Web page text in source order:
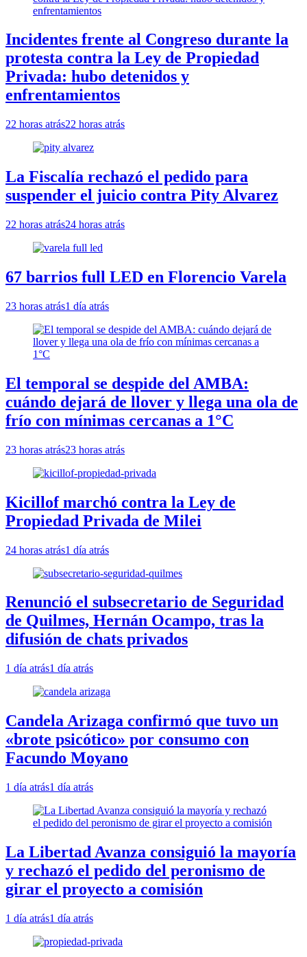
Incidentes frente al Congreso durante la
protesta contra la Ley de Propiedad
Privada: hubo detenidos y
enfrentamientos
22 horas atrás22 horas atrás
La Fiscalía rechazó el pedido para
suspender el juicio contra Pity Alvarez
22 horas atrás24 horas atrás
67 barrios full LED en Florencio Varela
23 horas atrás1 día atrás
El temporal se despide del AMBA:
cuándo dejará de llover y llega una ola de
frío con mínimas cercanas a 1°C
23 horas atrás23 horas atrás
Kicillof marchó contra la Ley de
Propiedad Privada de Milei
24 horas atrás1 día atrás
Renunció el subsecretario de Seguridad
de Quilmes, Hernán Ocampo, tras la
difusión de chats privados
1 día atrás1 día atrás
Candela Arizaga confirmó que tuvo un
«brote psicótico» por consumo con
Facundo Moyano
1 día atrás1 día atrás
La Libertad Avanza consiguió la mayoría
y rechazó el pedido del peronismo de
girar el proyecto a comisión
1 día atrás1 día atrás